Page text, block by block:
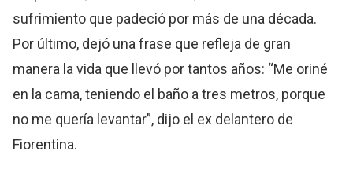
sufrimiento que padeció por más de una década.
Por último, dejó una frase que refleja de gran
manera la vida que llevó por tantos años: “Me oriné
en la cama, teniendo el baño a tres metros, porque
no me quería levantar”, dijo el ex delantero de
Fiorentina.